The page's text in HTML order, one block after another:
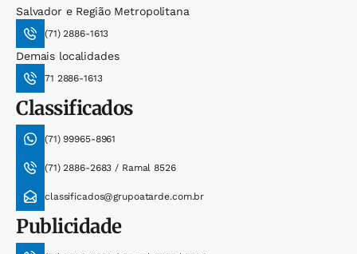
Salvador e Região Metropolitana
(71) 2886-1613
Demais localidades
71 2886-1613
Classificados
(71) 99965-8961
(71) 2886-2683 / Ramal 8526
classificados@grupoatarde.com.br
Publicidade